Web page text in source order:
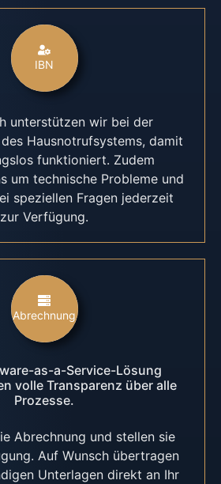
IBN
unterstützen wir bei der
Hausnotrufsystems, damit
funktioniert. Zudem
um technische Probleme und
speziellen Fragen jederzeit
zur Verfügung.
Abrechnung
as-a-Service-Lösung
volle Transparenz über alle
Prozesse.
Abrechnung und stellen sie
Auf Wunsch übertragen
Unterlagen direkt an Ihr